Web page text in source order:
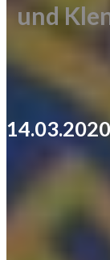
und
14.03.2020